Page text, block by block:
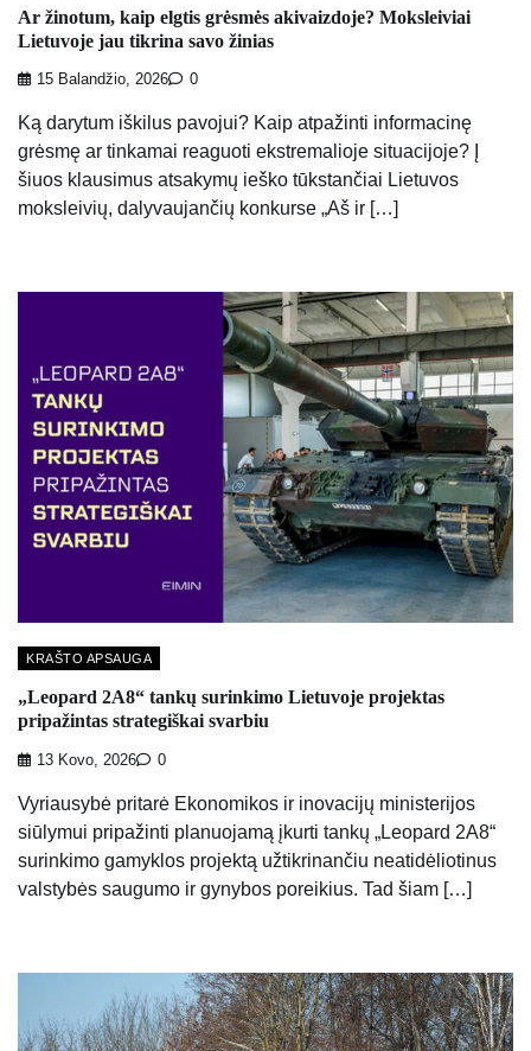
Ar žinotum, kaip elgtis grėsmės akivaizdoje? Moksleiviai
Lietuvoje jau tikrina savo žinias
15 Balandžio, 2026 0
Ką darytum iškilus pavojui? Kaip atpažinti informacinę
grėsmę ar tinkamai reaguoti ekstremalioje situacijoje? Į
šiuos klausimus atsakymų ieško tūkstančiai Lietuvos
moksleivių, dalyvaujančių konkurse „Aš ir […]
KRAŠTO APSAUGA
„Leopard 2A8“ tankų surinkimo Lietuvoje projektas
pripažintas strategiškai svarbiu
13 Kovo, 2026 0
Vyriausybė pritarė Ekonomikos ir inovacijų ministerijos
siūlymui pripažinti planuojamą įkurti tankų „Leopard 2A8“
surinkimo gamyklos projektą užtikrinančiu neatidėliotinus
valstybės saugumo ir gynybos poreikius. Tad šiam […]